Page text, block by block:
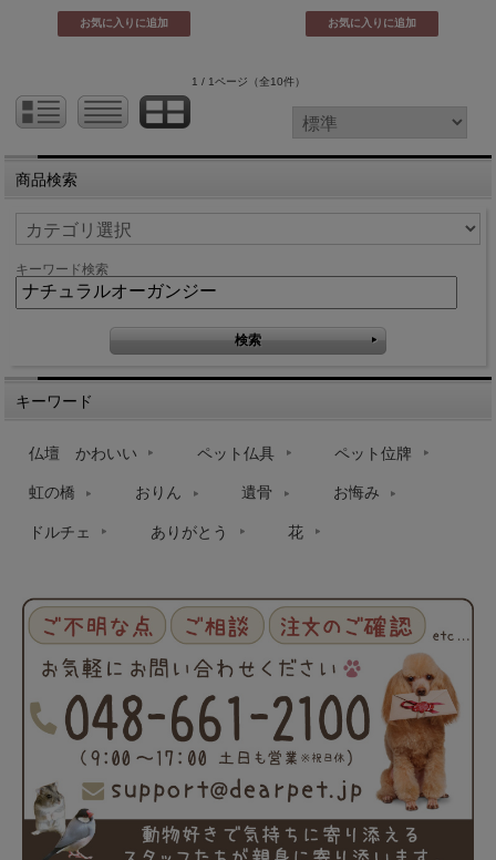
1 / 1ページ （全10件）
商品検索
キーワード検索
キーワード
仏壇 かわいい ペット仏具 ペット位牌
虹の橋 おりん 遺骨 お悔み
ドルチェ ありがとう 花